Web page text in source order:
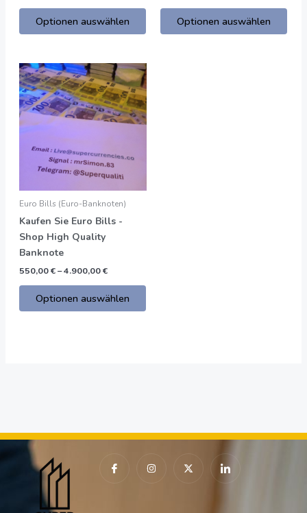
Optionen auswählen Optionen auswählen
Euro Bills (Euro-Banknoten)
Kaufen Sie Euro Bills -
Shop High Quality
Banknote
550,00€ – 4.900,00€
Preisspanne:
550,00
€
bis
4.900,00
€
Optionen auswählen
Dieses
Produkt
hat
mehrere
c
o
n
s
-
t
c
o